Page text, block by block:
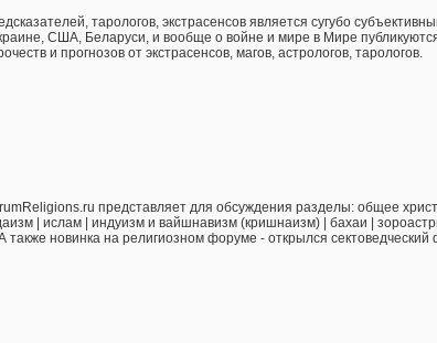
тарологов, экстрасенсов является сугубо
США, Беларуси, и вообще о войне и мире в Мире
и прогнозов от экстрасенсов, магов, астрологов, тарологов.
представляет для обсуждения разделы: общее
| ислам | индуизм и вайшнавизм (кришнаизм) | бахаи |
также новинка на религиозном форуме - открылся